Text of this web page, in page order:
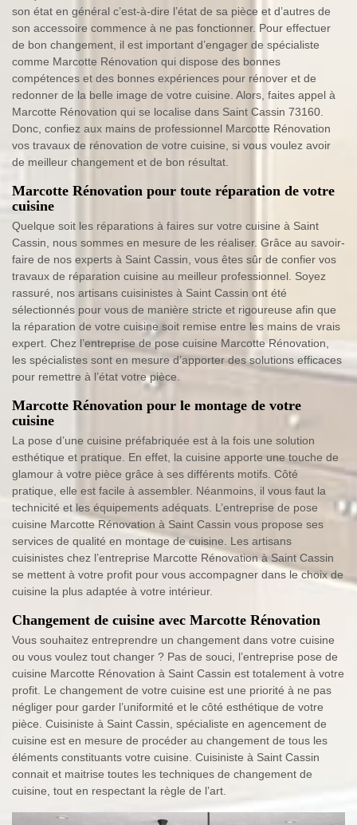
son état en général c’est-à-dire l’état de sa pièce et d’autres de
son accessoire commence à ne pas fonctionner. Pour effectuer
de bon changement, il est important d’engager de spécialiste
comme Marcotte Rénovation qui dispose des bonnes
compétences et des bonnes expériences pour rénover et de
redonner de la belle image de votre cuisine. Alors, faites appel à
Marcotte Rénovation qui se localise dans Saint Cassin 73160.
Donc, confiez aux mains de professionnel Marcotte Rénovation
vos travaux de rénovation de votre cuisine, si vous voulez avoir
de meilleur changement et de bon résultat.
Marcotte Rénovation pour toute réparation de votre
cuisine
Quelque soit les réparations à faires sur votre cuisine à Saint
Cassin, nous sommes en mesure de les réaliser. Grâce au savoir-
faire de nos experts à Saint Cassin, vous êtes sûr de confier vos
travaux de réparation cuisine au meilleur professionnel. Soyez
rassuré, nos artisans cuisinistes à Saint Cassin ont été
sélectionnés pour vous de manière stricte et rigoureuse afin que
la réparation de votre cuisine soit remise entre les mains de vrais
expert. Chez l’entreprise de pose cuisine Marcotte Rénovation,
les spécialistes sont en mesure d’apporter des solutions efficaces
pour remettre à l’état votre pièce.
Marcotte Rénovation pour le montage de votre
cuisine
La pose d’une cuisine préfabriquée est à la fois une solution
esthétique et pratique. En effet, la cuisine apporte une touche de
glamour à votre pièce grâce à ses différents motifs. Côté
pratique, elle est facile à assembler. Néanmoins, il vous faut la
technicité et les équipements adéquats. L’entreprise de pose
cuisine Marcotte Rénovation à Saint Cassin vous propose ses
services de qualité en montage de cuisine. Les artisans
cuisinistes chez l’entreprise Marcotte Rénovation à Saint Cassin
se mettent à votre profit pour vous accompagner dans le choix de
cuisine la plus adaptée à votre intérieur.
Changement de cuisine avec Marcotte Rénovation
Vous souhaitez entreprendre un changement dans votre cuisine
ou vous voulez tout changer ? Pas de souci, l’entreprise pose de
cuisine Marcotte Rénovation à Saint Cassin est totalement à votre
profit. Le changement de votre cuisine est une priorité à ne pas
négliger pour garder l’uniformité et le côté esthétique de votre
pièce. Cuisiniste à Saint Cassin, spécialiste en agencement de
cuisine est en mesure de procéder au changement de tous les
éléments constituants votre cuisine. Cuisiniste à Saint Cassin
connait et maitrise toutes les techniques de changement de
cuisine, tout en respectant la règle de l’art.